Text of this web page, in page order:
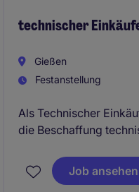
technischer
Gießen
Festanstellung
Als Technischer
die Beschaffung
Materialversorgung
Technik, Produktion
Job ansehen